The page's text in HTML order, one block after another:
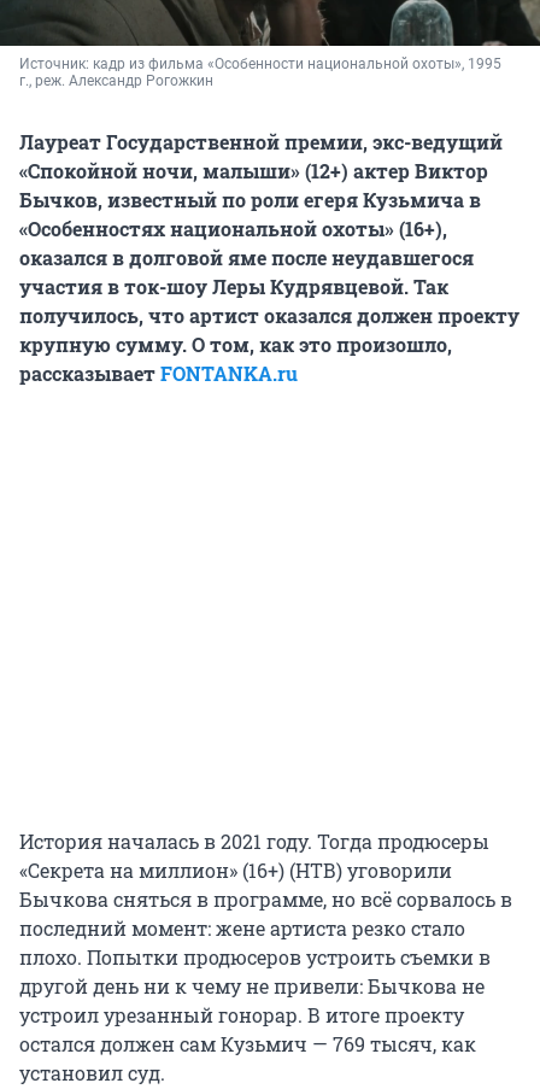
Источник: кадр из фильма «Особенности национальной охоты», 1995
г., реж. Александр Рогожкин
Лауреат Государственной премии, экс-ведущий
«Спокойной ночи, малыши» (12+) актер Виктор
Бычков, известный по роли егеря Кузьмича в
«Особенностях национальной охоты» (16+),
оказался в долговой яме после неудавшегося
участия в ток-шоу Леры Кудрявцевой. Так
получилось, что артист оказался должен проекту
крупную сумму. О том, как это произошло,
рассказываетFONTANKA.ru
История началась в 2021 году. Тогда продюсеры
«Секрета на миллион» (16+) (НТВ) уговорили
Бычкова сняться в программе, но всё сорвалось в
последний момент: жене артиста резко стало
плохо. Попытки продюсеров устроить съемки в
другой день ни к чему не привели: Бычкова не
устроил урезанный гонорар. В итоге проекту
остался должен сам Кузьмич — 769 тысяч, как
установил суд.